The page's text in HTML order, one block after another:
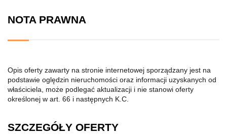
NOTA PRAWNA
Opis oferty zawarty na stronie internetowej sporządzany jest na
podstawie oględzin nieruchomości oraz informacji uzyskanych od
właściciela, może podlegać aktualizacji i nie stanowi oferty
określonej w art. 66 i następnych K.C.
SZCZEGÓŁY OFERTY